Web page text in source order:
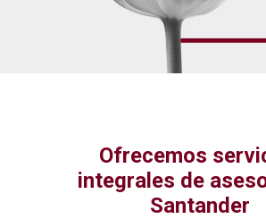
Ofrecemos
integrales de
Santander